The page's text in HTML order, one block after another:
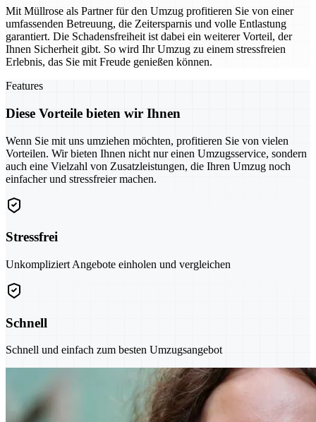
Mit Müllrose als Partner für den Umzug profitieren Sie von einer
umfassenden Betreuung, die Zeitersparnis und volle Entlastung
garantiert. Die Schadensfreiheit ist dabei ein weiterer Vorteil, der
Ihnen Sicherheit gibt. So wird Ihr Umzug zu einem stressfreien
Erlebnis, das Sie mit Freude genießen können.
Features
Diese Vorteile bieten wir Ihnen
Wenn Sie mit uns umziehen möchten, profitieren Sie von vielen
Vorteilen. Wir bieten Ihnen nicht nur einen Umzugsservice, sondern
auch eine Vielzahl von Zusatzleistungen, die Ihren Umzug noch
einfacher und stressfreier machen.
Stressfrei
Unkompliziert Angebote einholen und vergleichen
Schnell
Schnell und einfach zum besten Umzugsangebot